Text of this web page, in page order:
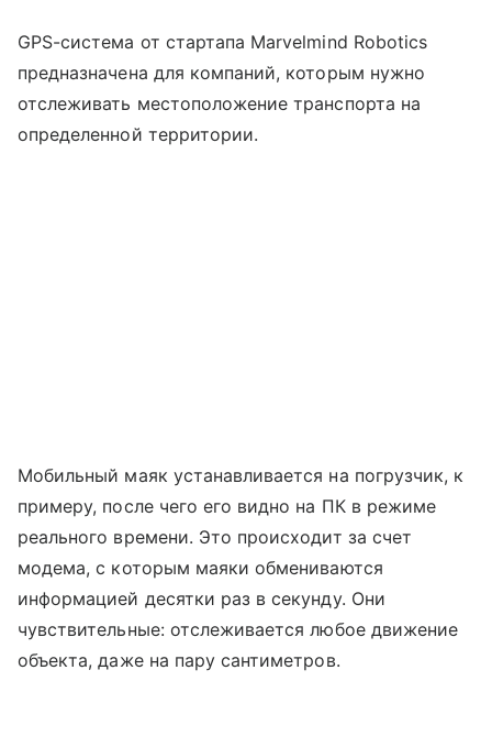
GPS-система от стартапа Marvelmind Robotics
предназначена для компаний, которым нужно
отслеживать местоположение транспорта на
определенной территории.
Мобильный маяк устанавливается на погрузчик, к
примеру, после чего его видно на ПК в режиме
реального времени. Это происходит за счет
модема, с которым маяки обмениваются
информацией десятки раз в секунду. Они
чувствительные: отслеживается любое движение
объекта, даже на пару сантиметров.